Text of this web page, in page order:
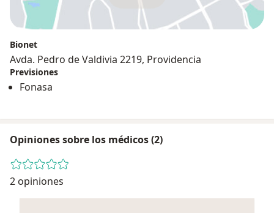
Bionet
Avda. Pedro de Valdivia 2219, Providencia
Previsiones
Fonasa
Opiniones sobre los médicos (2)
2 opiniones